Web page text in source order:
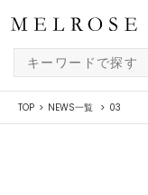
TOP NEWS一覧 03